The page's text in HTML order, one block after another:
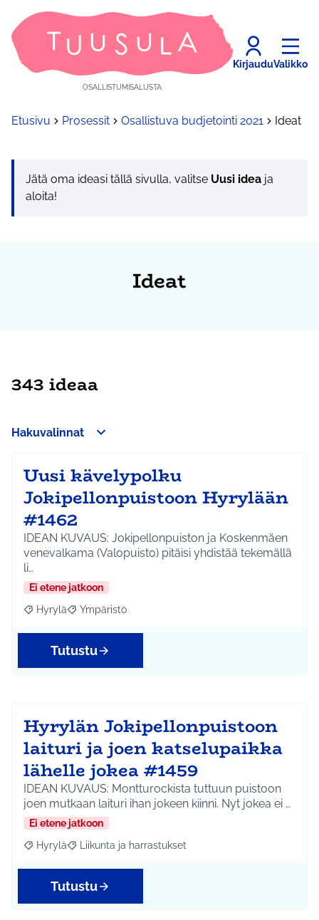
OSALLISTUMISALUSTA
KirjauduValikko
Etusivu Prosessit Osallistuva budjetointi 2021 Ideat
Jätä oma ideasi tällä sivulla, valitse Uusi idea ja
aloita!
Ideat
343 ideaa
Hakuvalinnat
Uusi kävelypolku
Jokipellonpuistoon Hyrylään
#1462
IDEAN KUVAUS: Jokipellonpuiston ja Koskenmäen
venevalkama (Valopuisto) pitäisi yhdistää tekemällä
li…
Ei etene jatkoon
Rajaa tulokset aihepiirin mukaan: Hyrylä
Hyrylä Rajaa tulokset teeman mukaan: Ympäristö
Ympäristö
Tutustu
Hyrylän Jokipellonpuistoon
laituri ja joen katselupaikka
lähelle jokea #1459
IDEAN KUVAUS: Montturockista tuttuun puistoon
joen mutkaan laituri ihan jokeen kiinni. Nyt jokea ei …
Ei etene jatkoon
Rajaa tulokset aihepiirin mukaan: Hyrylä
Hyrylä Rajaa tulokset teeman mukaan: Liikunta ja
Liikunta ja harrastukset
Tutustu